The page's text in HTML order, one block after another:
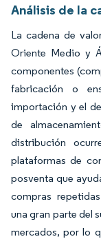
Análisis de la
La cadena de
Oriente Medio y
componentes
fabricación o
importación y el
de
distribución
plataformas de
posventa que
compras
una gran parte del
mercados, por lo